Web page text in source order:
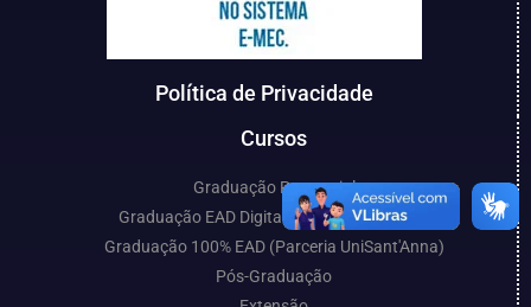
Política de Privacidade
Cursos
Graduação Presencial
Graduação EAD Digital (Parceria UniCESP)
Graduação 100% EAD (Parceria UniSant'Anna)
Pós-Graduação